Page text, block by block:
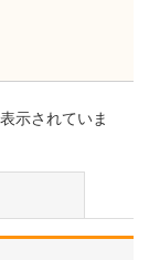
示されていま
事
るのでしょうか?